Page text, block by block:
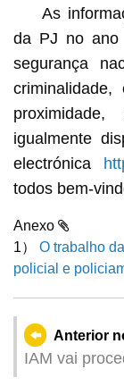
As
da PJ no ano
segurança
igualmente
electrónica
todos bem-
Anexo
1）
O trabalho
policial e
Anterior
IAM vai